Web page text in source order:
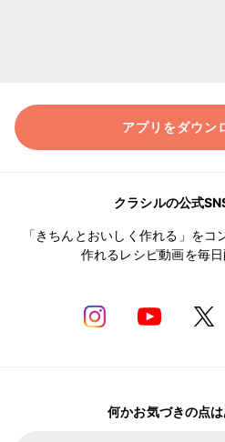
アプリをダウン
クラシルの公式
「きちんとおいしく作れる」をコ
作れるレシピ動画を毎日
何かお気づきの点